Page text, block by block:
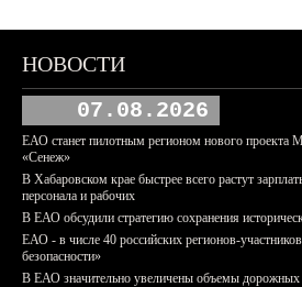
НОВОСТИ
07.08.2026
ЕАО станет пилотным регионом нового проекта
«Сенеж»
В Хабаровском крае быстрее всего растут
персонала и рабочих
В ЕАО обсудили стратегию сохранения
ЕАО - в числе 40 российских регионов-
безопасности»
В ЕАО значительно увеличены объемы дорожных